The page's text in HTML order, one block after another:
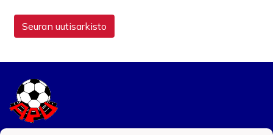
Seuran uutisarkisto